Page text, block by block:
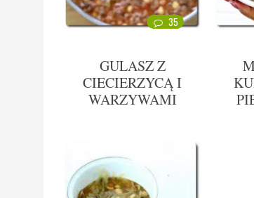
35
GULASZ Z
CIECIERZYCĄ I
WARZYWAMI